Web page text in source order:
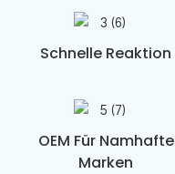
Schnelle Reaktion
OEM Für Namhafte
Marken